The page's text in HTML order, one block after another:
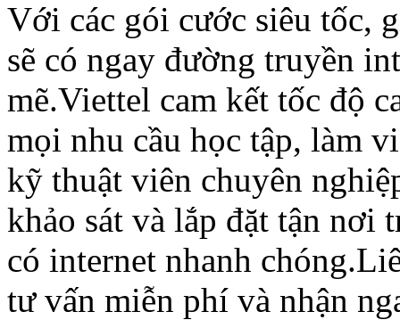
Với các gói cước siêu tốc,
sẽ có ngay đường truyền
mẽ.Viettel cam kết tốc độ
mọi nhu cầu học tập, làm
kỹ thuật viên chuyên
khảo sát và lắp đặt tận nơi
có internet nhanh
tư vấn miễn phí và nhận